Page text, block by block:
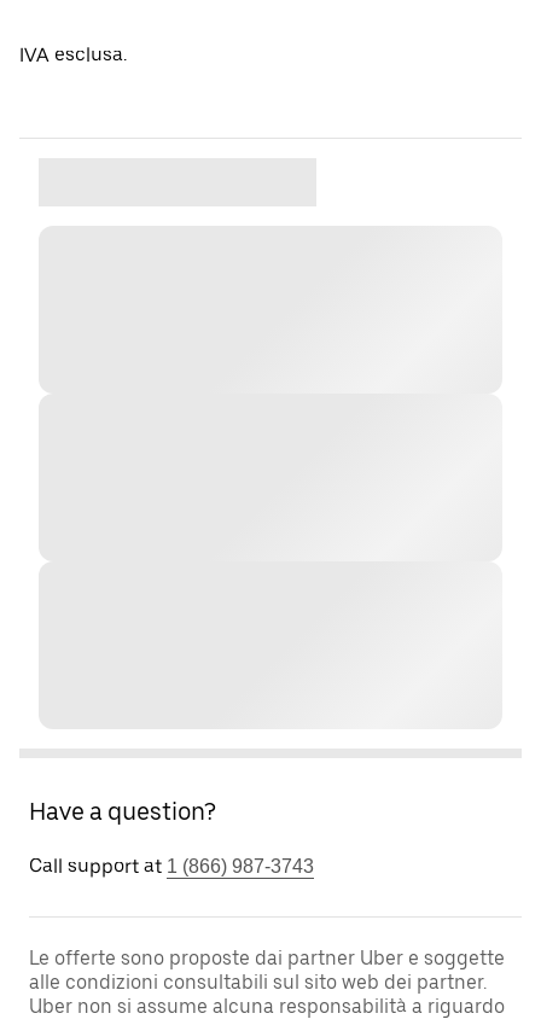
IVA esclusa.
Have a question?
Call support at 1 (866) 987-3743
Le offerte sono proposte dai partner Uber e soggette
alle condizioni consultabili sul sito web dei partner.
Uber non si assume alcuna responsabilità a riguardo